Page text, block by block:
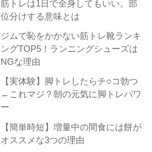
筋トレは1日で全身してもいい。部
位分けする意味とは
ジムで恥をかかない筋トレ靴ランキ
ングTOP5！ランニングシューズは
NGな理由
【実体験】脚トレしたらチ○コ勃つ
←これマジ？朝の元気に脚トレパワ
ー
【簡単時短】増量中の間食には餅が
オススメな3つの理由